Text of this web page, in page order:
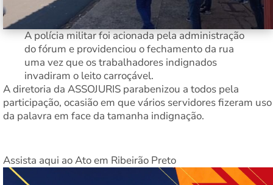
A polícia militar foi acionada pela administração
do fórum e providenciou o fechamento da rua
uma vez que os trabalhadores indignados
invadiram o leito carroçável.
A diretoria da ASSOJURIS parabenizou a todos pela
participação, ocasião em que vários servidores fizeram uso
da palavra em face da tamanha indignação.
Assista aqui ao Ato em Ribeirão Preto